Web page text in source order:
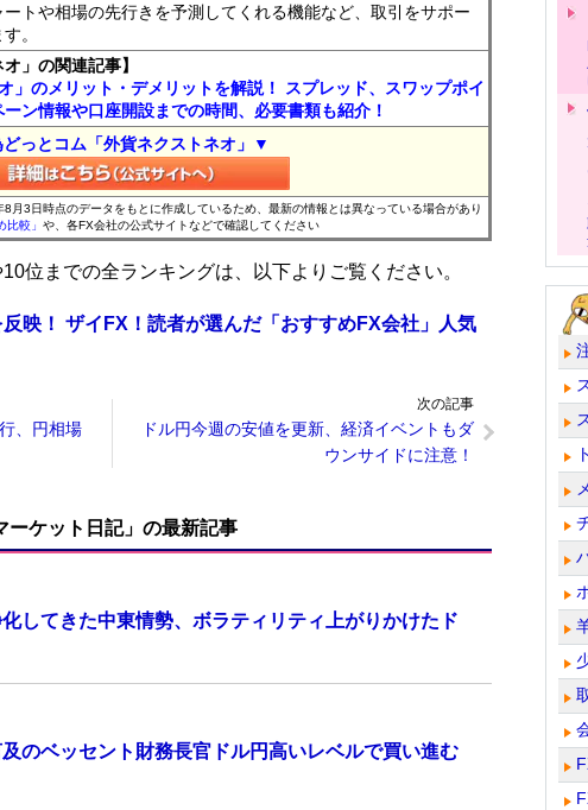
トや相場の先行きを予測してくれる機能など、取引をサポー
。
」の関連記事】
」のメリット・デメリットを解説！ スプレッド、スワップポイ
ン情報や口座開設までの時間、必要書類も紹介！
っとコム「外貨ネクストネオ」▼
3日時点のデータをもとに作成しているため、最新の情報とは異なっている場合があり
比較」 や、各FX会社の公式サイトなどで確認してください
位までの全ランキングは、以下よりご覧ください。
映！ ザイFX！読者が選んだ「おすすめFX会社」人気
、円相場
次の記事
ドル円今週の安値を更新、経済イベントもダ
ウンサイドに注意！
ーケット日記」の最新記事
してきた中東情勢、ボラティリティ上がりかけたド
のベッセント財務長官ドル円高いレベルで買い進む